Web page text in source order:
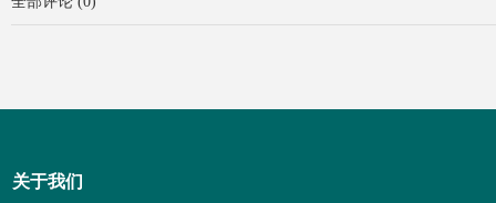
关于我们